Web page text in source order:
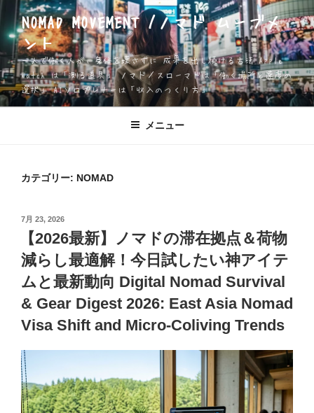
ン
テ
ン
ツ
へ
ス
NOMAD MOVEMENT /ノマド ムーブメ
ント
一人で働く人が、身体を壊さずに 成果を出し続ける方法 Apple
Watch は「測る道具」 ノマド／スローマドは「働く場所と速度の
選択」 AIソロプレナーは「収入のつくり方」
メニュー
カテゴリー: NOMAD
投
日:
7月 23, 2026
【2026最新】ノマドの滞在拠点＆荷物
減らし最適解！今日試したい神アイテ
ムと最新動向 Digital Nomad Survival
& Gear Digest 2026: East Asia Nomad
Visa Shift and Micro-Coliving Trends